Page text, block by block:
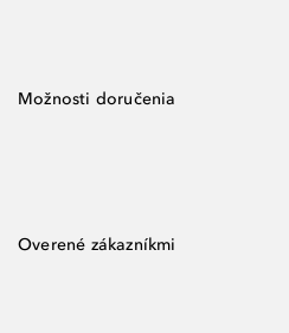
Možnosti doručenia
Overené zákazníkmi